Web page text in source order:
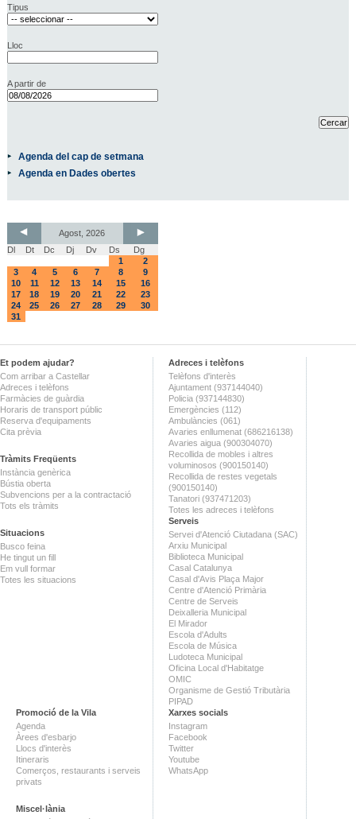
Tipus
Lloc
A partir de
Agenda del cap de setmana
Agenda en Dades obertes
Agost, 2026
Dl
Dt Dc Dj Dv Ds
Dg
1
2
3
4 5 6 7 8
9
10
11 12 13 14 15
16
17
18 19 20 21 22
23
24
25 26 27 28 29
30
31
Et podem ajudar?
Com arribar a Castellar
Adreces i telèfons
Farmàcies de guàrdia
Horaris de transport públic
Reserva d'equipaments
Cita prèvia
Tràmits Freqüents
Instància genèrica
Bústia oberta
Subvencions per a la contractació
Tots els tràmits
Situacions
Busco feina
He tingut un fill
Em vull formar
Totes les situacions
Adreces i telèfons
Telèfons d'interès
Ajuntament (937144040)
Policia (937144830)
Emergències (112)
Ambulàncies (061)
Avaries enllumenat (686216138)
Avaries aigua (900304070)
Recollida de mobles i altres
voluminosos (900150140)
Recollida de restes vegetals
(900150140)
Tanatori (937471203)
Totes les adreces i telèfons
Serveis
Servei d'Atenció Ciutadana (SAC)
Arxiu Municipal
Biblioteca Municipal
Casal Catalunya
Casal d'Avis Plaça Major
Centre d'Atenció Primària
Centre de Serveis
Deixalleria Municipal
El Mirador
Escola d'Adults
Escola de Música
Ludoteca Municipal
Oficina Local d'Habitatge
OMIC
Organisme de Gestió Tributària
PIPAD
Promoció de la Vila
Agenda
Àrees d'esbarjo
Llocs d'interès
Itineraris
Comerços, restaurants i serveis
privats
Miscel·lània
Xarxes socials
Instagram
Facebook
Twitter
Youtube
WhatsApp